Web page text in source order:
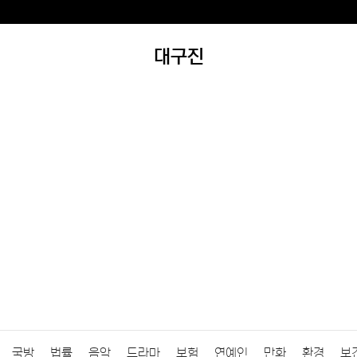
대구진
국방 법률 음악 드라마 보험 연예인 만화 환경 보